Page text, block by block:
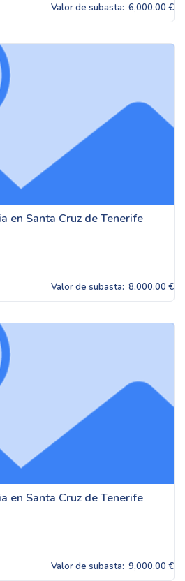
Valor de subasta: 6,000.00 €
en Santa Cruz de Tenerife
Valor de subasta: 8,000.00 €
en Santa Cruz de Tenerife
Valor de subasta: 9,000.00 €